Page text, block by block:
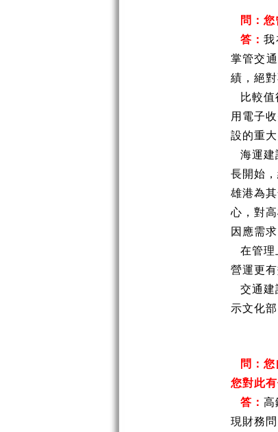
問：
答：
掌管交
績，絕
比較
用電子
設的重
海運
長開始
雄港為
心，對
因應需
在管
營運更有
交通
示文化
問：
您對此
答： 高
現財務